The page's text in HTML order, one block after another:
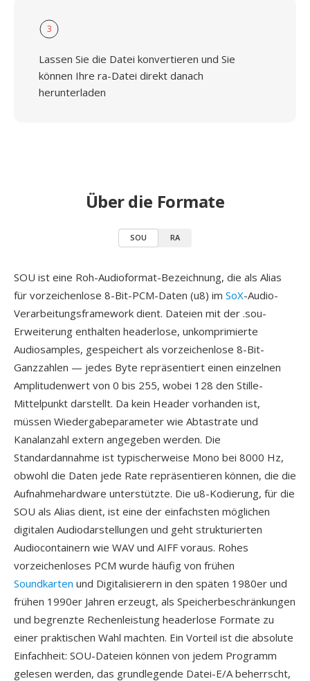
3
Lassen Sie die Datei konvertieren und Sie
können Ihre ra-Datei direkt danach
herunterladen
Über die Formate
SOU RA
SOU ist eine Roh-Audioformat-Bezeichnung, die als Alias
für vorzeichenlose 8-Bit-PCM-Daten (u8) im SoX-Audio-
Verarbeitungsframework dient. Dateien mit der .sou-
Erweiterung enthalten headerlose, unkomprimierte
Audiosamples, gespeichert als vorzeichenlose 8-Bit-
Ganzzahlen — jedes Byte repräsentiert einen einzelnen
Amplitudenwert von 0 bis 255, wobei 128 den Stille-
Mittelpunkt darstellt. Da kein Header vorhanden ist,
müssen Wiedergabeparameter wie Abtastrate und
Kanalanzahl extern angegeben werden. Die
Standardannahme ist typischerweise Mono bei 8000 Hz,
obwohl die Daten jede Rate repräsentieren können, die die
Aufnahmehardware unterstützte. Die u8-Kodierung, für die
SOU als Alias dient, ist eine der einfachsten möglichen
digitalen Audiodarstellungen und geht strukturierten
Audiocontainern wie WAV und AIFF voraus. Rohes
vorzeichenloses PCM wurde häufig von frühen
Soundkarten und Digitalisierern in den späten 1980er und
frühen 1990er Jahren erzeugt, als Speicherbeschränkungen
und begrenzte Rechenleistung headerlose Formate zu
einer praktischen Wahl machten. Ein Vorteil ist die absolute
Einfachheit: SOU-Dateien können von jedem Programm
gelesen werden, das grundlegende Datei-E/A beherrscht,